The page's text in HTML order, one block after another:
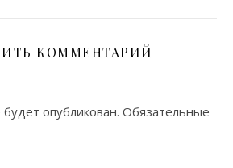
КОММЕНТАРИЙ
опубликован. Обязательные